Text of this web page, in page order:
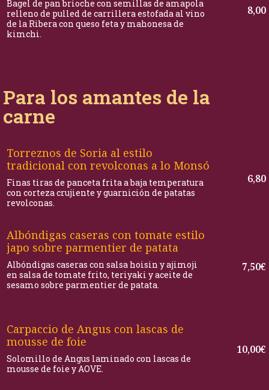
Bagel de pan brioche con semillas de amapola
relleno de pulled de carrillera estofada al vino
de la Ribera con queso feta y mahonesa de
kimchi.
8,00
Para los amantes de la
carne
Torreznos de Soria al estilo
tradicional con revolconas a lo Monsó
Finas tiras de panceta frita a baja temperatura
con corteza crujiente y guarnición de patatas
revolconas.
6,80
Albóndigas caseras con tomate estilo
japo sobre parmentier de patata
Albóndigas caseras con salsa hoisin y ajimoji
en salsa de tomate frito, teriyaki y aceite de
sesamo sobre parmentier de patata.
7,50€
Carpaccio de Angus con lascas de
mousse de foie
Solomillo de Angus laminado con lascas de
mousse de foie y AOVE.
10,00€